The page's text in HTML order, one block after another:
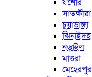
যশোর
সাতক্ষীরা
চুয়াডাঙ্গা
ঝিনাইদহ
নড়াইল
মাগুরা
মেহেরপুর